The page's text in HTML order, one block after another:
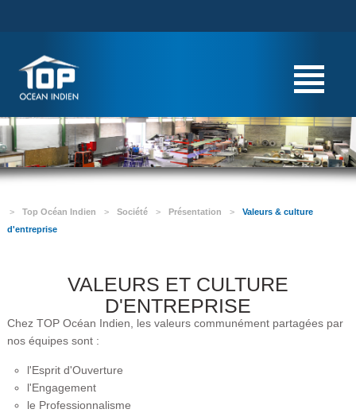
> Top Océan Indien > Société > Présentation >
Valeurs & culture
d'entreprise
VALEURS ET CULTURE
D'ENTREPRISE
Chez TOP Océan Indien, les valeurs communément partagées par
nos équipes sont :
l'Esprit d'Ouverture
l'Engagement
le Professionnalisme